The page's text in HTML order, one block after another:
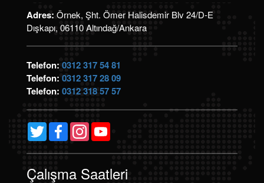
Adres: Örnek, Şht. Ömer Halisdemir Blv 24/D-E
Dışkapı, 06110 Altındağ/Ankara
Telefon: 0312 317 54 81
Telefon: 0312 317 28 09
Telefon: 0312 318 57 57
TwitterFacebookInstagram
Çalışma Saatleri